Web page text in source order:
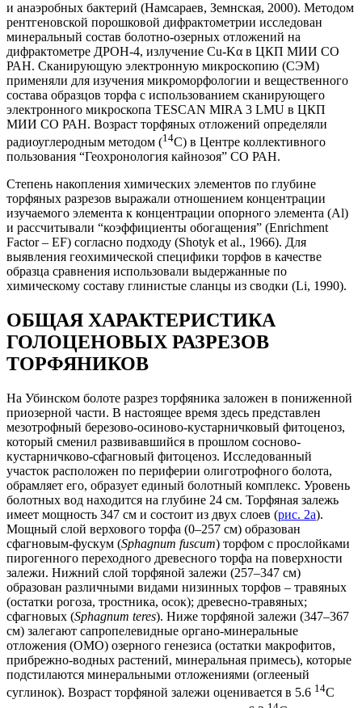
и анаэробных бактерий (Намсараев, Земнская, 2000). Методом
рентгеновской порошковой дифрактометрии исследован
минеральный состав болотно-озерных отложений на
дифрактометре ДРОН-4, излучение Cu-Kα в ЦКП МИИ СО
РАН. Сканирующую электронную микроскопию (СЭМ)
применяли для изучения микроморфологии и вещественного
состава образцов торфа с использованием сканирующего
электронного микроскопа TESCAN MIRA 3 LMU в ЦКП
МИИ СО РАН. Возраст торфяных отложений определяли
радиоуглеродным методом (14С) в Центре коллективного
пользования “Геохронология кайнозоя” СО РАН.
Степень накопления химических элементов по глубине
торфяных разрезов выражали отношением концентрации
изучаемого элемента к концентрации опорного элемента (Al)
и рассчитывали “коэффициенты обогащения” (Enrichment
Factor – EF) согласно подходу (Shotyk et al., 1966). Для
выявления геохимической специфики торфов в качестве
образца сравнения использовали выдержанные по
химическому составу глинистые сланцы из сводки (Li, 1990).
ОБЩАЯ ХАРАКТЕРИСТИКА
ГОЛОЦЕНОВЫХ РАЗРЕЗОВ
ТОРФЯНИКОВ
На Убинском болоте разрез торфяника заложен в пониженной
приозерной части. В настоящее время здесь представлен
мезотрофный березово-осиново-кустарничковый фитоценоз,
который сменил развивавшийся в прошлом сосново-
кустарничково-сфагновый фитоценоз. Исследованный
участок расположен по периферии олиготрофного болота,
обрамляет его, образует единый болотный комплекс. Уровень
болотных вод находится на глубине 24 см. Торфяная залежь
имеет мощность 347 cм и состоит из двух слоев (рис. 2a).
Мощный слой верхового торфа (0–257 cм) образован
сфагновым-фускум (Sphagnum fuscum) торфом с прослойками
пирогенного переходного древесного торфа на поверхности
залежи. Нижний слой торфяной залежи (257–347 cм)
образован различными видами низинных торфов – травяных
(остатки рогоза, тростника, осок); древесно-травяных;
сфагновых (Sphagnum teres). Ниже торфяной залежи (347–367
cм) залегают сапропелевидные органо-минеральные
отложения (ОМО) озерного генезиса (остатки макрофитов,
прибрежно-водных растений, минеральная примесь), которые
подстилаются минеральными отложениями (оглееный
суглинок). Возраст торфяной залежи оценивается в 5.6 14С